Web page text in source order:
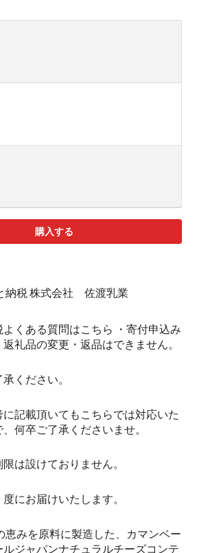
購入する
納税 株式会社 佐渡乳業
よくある質問はこちら ・寄付申込み
礼品の変更・返品はできません。
ください。
に記載頂いてもこちらでは対応いた
何卒ご了承くださいませ。
限は設けておりません。
にお届けいたします。
恵みを原料に製造した、カマンベー
ルジャパンナチュラルチーズコンテ